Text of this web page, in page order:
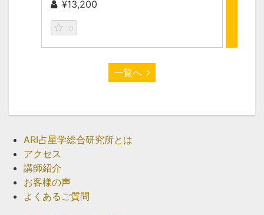
¥13,200
0
一覧へ
ARI占星学総合研究所とは
アクセス
講師紹介
お客様の声
よくあるご質問